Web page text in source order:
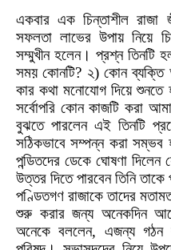
একবার এক চিন্তাশীল রাজা
সফলতা লাভের উপায় নিয়ে
সম্মুখীন হলেন। প্রশ্ন
সময় কোনটি? ২) কোন ব্যক্তি
কার কথা মনোযোগ দিয়ে শুনতে
সর্বোপরি কোন কাজটি করা
বুঝতে পারলেন এই তিনটি
সঠিকভাবে সম্পন্ন করা সম্ভব
পন্ডিতদের ডেকে ঘোষণা
উত্তর দিতে পারবেন তিনি
পণ্ডিতগণ রাজাকে তাদের
শুরু করার জন্য অনেকদিন
অনেকে বললেন, এজন্য গঠন